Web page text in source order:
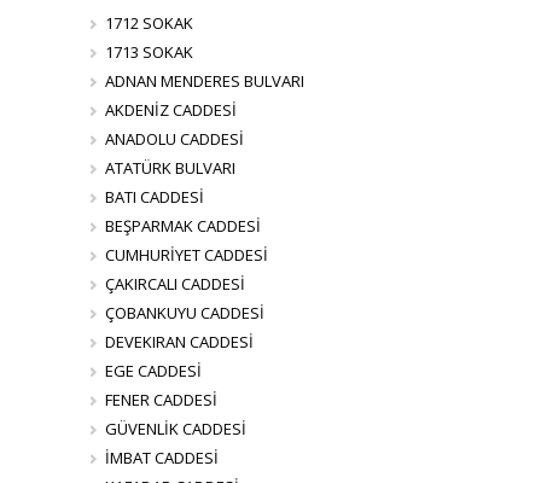
1712 SOKAK
1713 SOKAK
ADNAN MENDERES BULVARI
AKDENİZ CADDESİ
ANADOLU CADDESİ
ATATÜRK BULVARI
BATI CADDESİ
BEŞPARMAK CADDESİ
CUMHURİYET CADDESİ
ÇAKIRCALI CADDESİ
ÇOBANKUYU CADDESİ
DEVEKIRAN CADDESİ
EGE CADDESİ
FENER CADDESİ
GÜVENLİK CADDESİ
İMBAT CADDESİ